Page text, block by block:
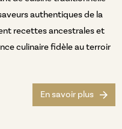
authentiques de la
recettes ancestrales et
culinaire fidèle au terroir
En savoir plus